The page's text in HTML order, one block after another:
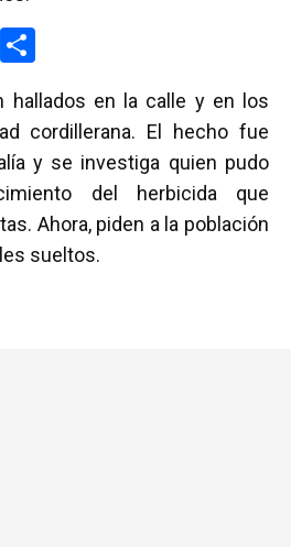
E
m
p
ar
tir
hallados en la calle y en los
cordillerana. El hecho fue
y se investiga quien pudo
del herbicida que
Ahora, piden a la población
sueltos.